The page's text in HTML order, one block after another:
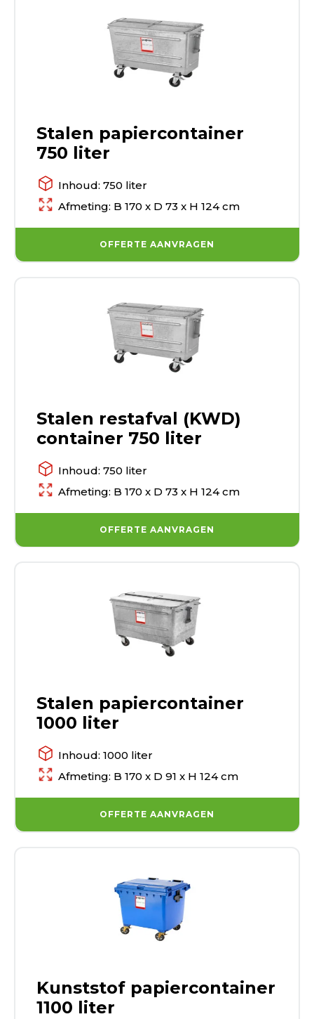
Stalen papiercontainer
750 liter
Inhoud: 750 liter
Afmeting: B 170 x D 73 x H 124 cm
OFFERTE AANVRAGEN
Stalen restafval (KWD)
container 750 liter
Inhoud: 750 liter
Afmeting: B 170 x D 73 x H 124 cm
OFFERTE AANVRAGEN
Stalen papiercontainer
1000 liter
Inhoud: 1000 liter
Afmeting: B 170 x D 91 x H 124 cm
OFFERTE AANVRAGEN
Kunststof papiercontainer
1100 liter